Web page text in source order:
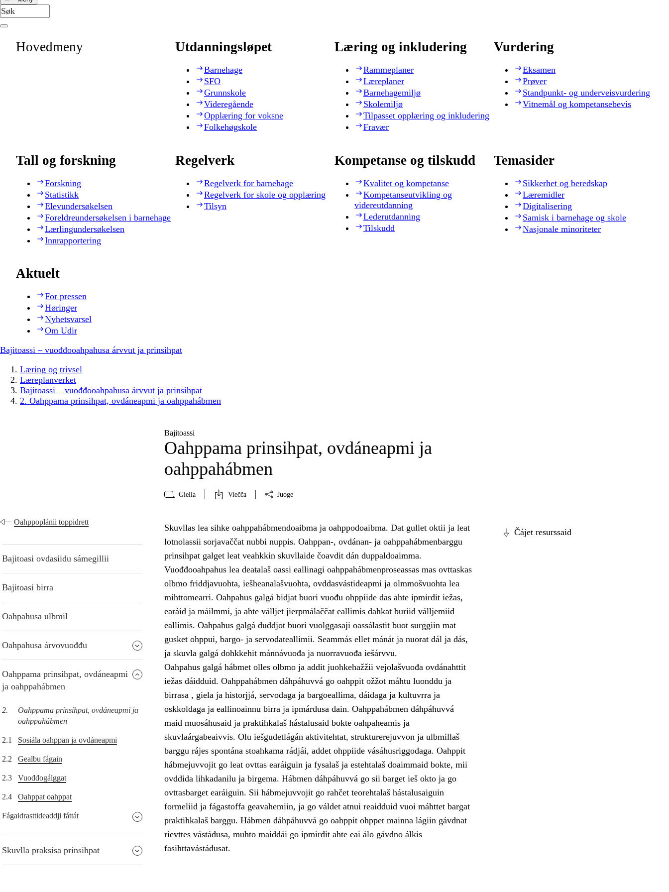
Hovedmeny Utdanningsløpet
Barnehage
SFO
Grunnskole
Videregående
Opplæring for voksne
Folkehøgskole
Læring og inkludering
Rammeplaner
Læreplaner
Barnehagemiljø
Skolemiljø
Tilpasset opplæring og inkludering
Fravær
Vurdering
Eksamen
Prøver
Standpunkt- og underveisvurdering
Vitnemål og kompetansebevis
Tall og forskning
Forskning
Statistikk
Elevundersøkelsen
Foreldreundersøkelsen i barnehage
Lærlingundersøkelsen
Innrapportering
Regelverk
Regelverk for barnehage
Regelverk for skole og opplæring
Tilsyn
Kompetanse og tilskudd
Kvalitet og kompetanse
Kompetanseutvikling og
videreutdanning
Lederutdanning
Tilskudd
Temasider
Sikkerhet og beredskap
Læremidler
Digitalisering
Samisk i barnehage og skole
Nasjonale minoriteter
Aktuelt
For pressen
Høringer
Nyhetsvarsel
Om Udir
Bajitoassi – vuođđooahpahusa árvvut ja prinsihpat
Læring og trivsel
Læreplanverket
Bajitoassi – vuođđooahpahusa árvvut ja prinsihpat
2. Oahppama prinsihpat, ovdáneapmi ja oahppahábmen
Bajitoassi
Oahppama prinsihpat, ovdáneapmi ja
oahppahábmen
Giella Viečča Juoge
Oahppoplánii toppidrett
Bajitoasi ovdasiidu sámegillii
Bajitoasi birra
Oahpahusa ulbmil
Oahpahusa árvovuođđu
Oahppama prinsihpat, ovdáneapmi
ja oahppahábmen
2.
Oahppama prinsihpat, ovdáneapmi ja
oahppahábmen
2.1 Sosiála oahppan ja ovdáneapmi
2.2 Gealbu fágain
2.3 Vuođđogálggat
2.4 Oahppat oahppat
Fágaidrasttideaddji fáttát
Skuvlla praksisa prinsihpat
Čájet resurssaid
Skuvllas lea sihke oahppahábmendoaibma ja oahppodoaibma. Dat gullet oktii ja leat
lotnolassii sorjavaččat nubbi nuppis. Oahppan-, ovdánan- ja oahppahábmenbarggu
prinsihpat galget leat veahkkin skuvllaide čoavdit dán duppaldoaimma.
Vuođđooahpahus lea deaŧalaš oassi eallinagi oahppahábmenproseassas mas ovttaskas
olbmo friddjavuohta, iešheanalašvuohta, ovddasvástideapmi ja olmmošvuohta lea
mihttomearri. Oahpahus galgá bidjat buori vuođu ohppiide das ahte ipmirdit iežas,
earáid ja máilmmi, ja ahte válljet jierpmálaččat eallimis dahkat buriid válljemiid
eallimis. Oahpahus galgá duddjot buori vuolggasaji oassálastit buot surggiin mat
gusket ohppui, bargo- ja servodateallimii. Seammás ellet mánát ja nuorat dál ja dás,
ja skuvla galgá dohkkehit mánnávuođa ja nuorravuođa iešárvvu.
Oahpahus galgá hábmet olles olbmo ja addit juohkehažžii vejolašvuođa ovdánahttit
iežas dáidduid. Oahppahábmen dáhpáhuvvá go oahppit ožžot máhtu luonddu ja
birrasa , giela ja historjjá, servodaga ja bargoeallima, dáidaga ja kultuvrra ja
oskkoldaga ja eallinoainnu birra ja ipmárdusa dain. Oahppahábmen dáhpáhuvvá
maid muosáhusaid ja praktihkalaš hástalusaid bokte oahpaheamis ja
skuvlaárgabeaivvis. Olu iešguđetlágán aktivitehtat, strukturerejuvvon ja ulbmillaš
barggu rájes spontána stoahkama rádjái, addet ohppiide vásáhusriggodaga. Oahppit
hábmejuvvojit go leat ovttas earáiguin ja fysalaš ja estehtalaš doaimmaid bokte, mii
ovddida lihkadanilu ja birgema. Hábmen dáhpáhuvvá go sii barget ieš okto ja go
ovttasbarget earáiguin. Sii hábmejuvvojit go rahčet teorehtalaš hástalusaiguin
formeliid ja fágastoffa geavahemiin, ja go váldet atnui reaidduid vuoi máhttet bargat
praktihkalaš barggu. Hábmen dáhpáhuvvá go oahppit ohppet mainna lágiin gávdnat
rievttes vástádusa, muhto maiddái go ipmirdit ahte eai álo gávdno álkis
fasihttavástádusat.